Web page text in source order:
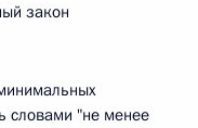
закон
словами "не менее